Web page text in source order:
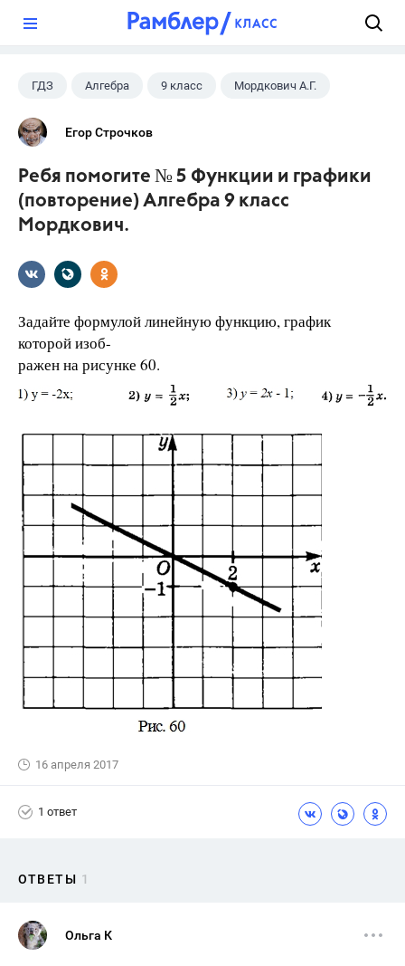
ГДЗ Алгебра 9 класс Мордкович А.Г.
Егор Строчков
Ребя помогите № 5 Функции и графики
(повторение) Алгебра 9 класс
Мордкович.
Задайте формулой линейную функцию, график
которой изоб-
ражен на рисунке 60.
16 апреля 2017
1 ответ
ОТВЕТЫ 1
Ольга К